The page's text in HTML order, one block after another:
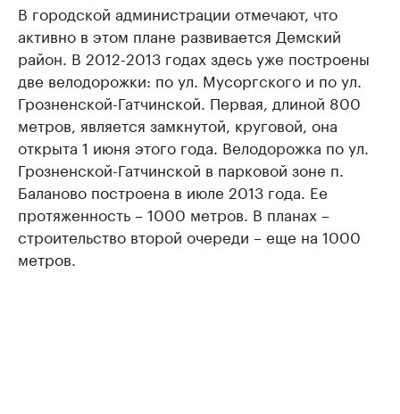
В городской администрации отмечают, что
активно в этом плане развивается Демский
район. В 2012-2013 годах здесь уже построены
две велодорожки: по ул. Мусоргского и по ул.
Грозненской-Гатчинской. Первая, длиной 800
метров, является замкнутой, круговой, она
открыта 1 июня этого года. Велодорожка по ул.
Грозненской-Гатчинской в парковой зоне п.
Баланово построена в июле 2013 года. Ее
протяженность – 1000 метров. В планах –
строительство второй очереди – еще на 1000
метров.